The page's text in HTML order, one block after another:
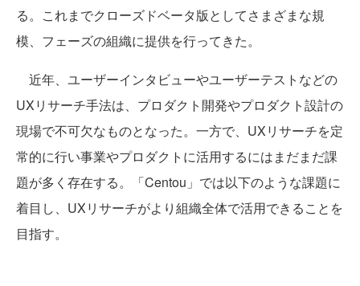
る。これまでクローズドベータ版としてさまざまな規
模、フェーズの組織に提供を行ってきた。
近年、ユーザーインタビューやユーザーテストなどの
UXリサーチ手法は、プロダクト開発やプロダクト設計の
現場で不可欠なものとなった。一方で、UXリサーチを定
常的に行い事業やプロダクトに活用するにはまだまだ課
題が多く存在する。「Centou」では以下のような課題に
着目し、UXリサーチがより組織全体で活用できることを
目指す。